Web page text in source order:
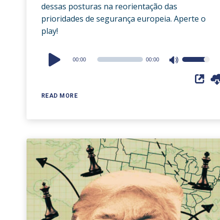
dessas posturas na reorientação das
prioridades de segurança europeia. Aperte o
play!
READ MORE
Audio
Player
00:00 00:00
Use
Up/Down
decrease
volume.